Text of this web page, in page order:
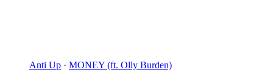
Anti Up · MONEY (ft. Olly Burden)